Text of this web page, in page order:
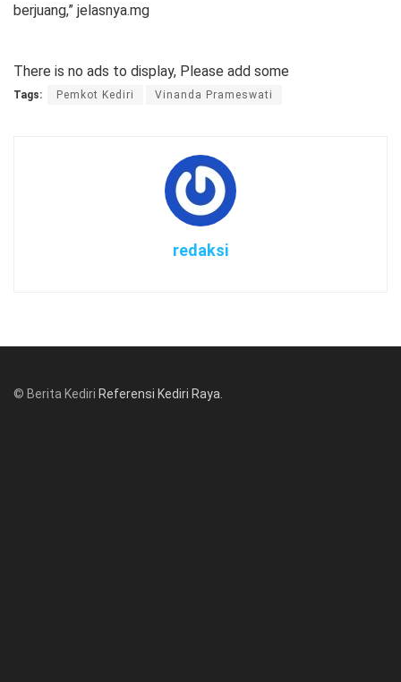
berjuang,” jelasnya.mg
There is no ads to display, Please add some
Tags: Pemkot Kediri Vinanda Prameswati
redaksi
© Berita Kediri Referensi Kediri Raya